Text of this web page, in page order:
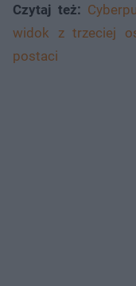
Czytaj też:
widok z trzeciej
postaci